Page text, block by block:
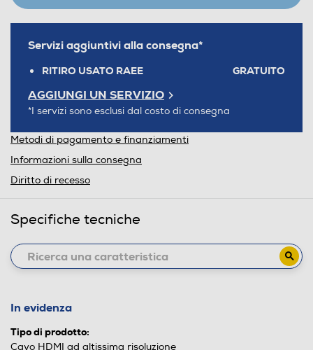
Servizi aggiuntivi alla consegna*
RITIRO USATO RAEE GRATUITO
AGGIUNGI UN SERVIZIO
*I servizi sono esclusi dal costo di consegna
Metodi di pagamento e finanziamenti
Informazioni sulla consegna
Diritto di recesso
Specifiche tecniche
In evidenza
Tipo di prodotto:
Cavo HDMI ad altissima risoluzione